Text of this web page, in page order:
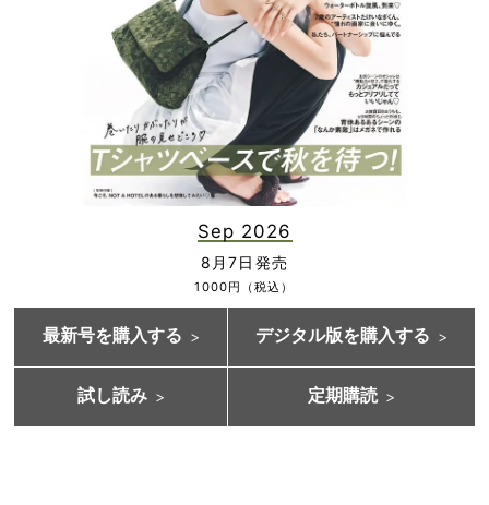
Sep 2026
8月7日発売
1000円（税込）
最新号を購入する デジタル版を購入する
試し読み 定期購読